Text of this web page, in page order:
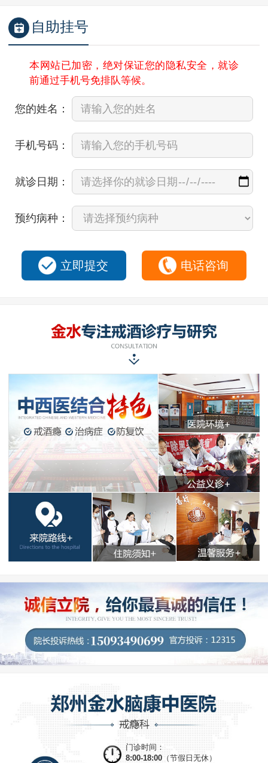
自助挂号
本网站已加密，绝对保证您的隐私安全，就诊
前通过手机号免排队等候。
您的姓名：
手机号码：
就诊日期：
预约病种：
立即提交 电话咨询
门诊时间：
8:00-18:00 （节假日无休）